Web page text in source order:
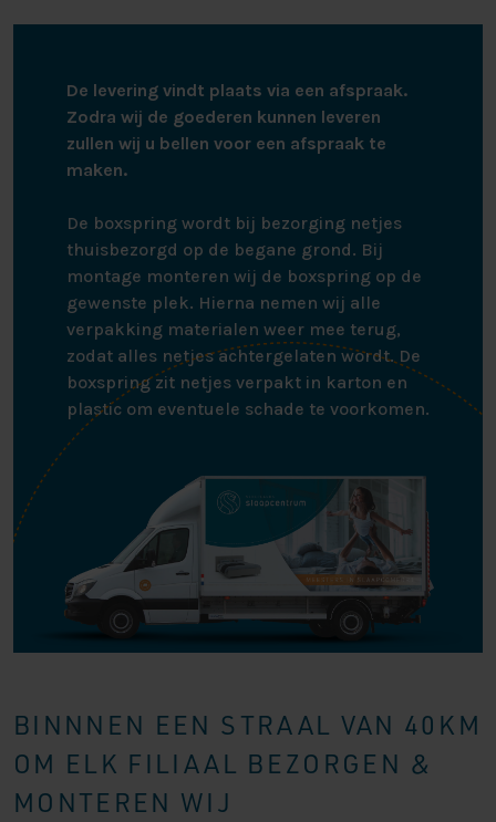
De levering vindt plaats via een afspraak.
Zodra wij de goederen kunnen leveren
zullen wij u bellen voor een afspraak te
maken.
De boxspring wordt bij bezorging netjes
thuisbezorgd op de begane grond. Bij
montage monteren wij de boxspring op de
gewenste plek. Hierna nemen wij alle
verpakking materialen weer mee terug,
zodat alles netjes achtergelaten wordt. De
boxspring zit netjes verpakt in karton en
plastic om eventuele schade te voorkomen.
BINNNEN EEN STRAAL VAN 40KM
OM ELK FILIAAL BEZORGEN &
MONTEREN WIJ